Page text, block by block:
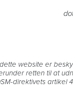
website er
retten til at
direktivets artikel